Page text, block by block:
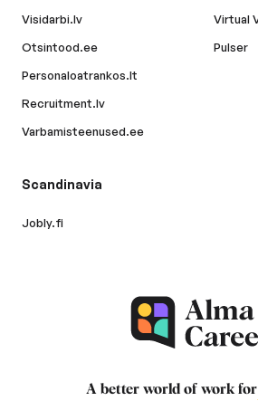
Visidarbi.lv
Otsintood.ee
Personaloatrankos.lt
Recruitment.lv
Varbamisteenused.ee
Virtual
Pulser
Scandinavia
Jobly.fi
A better world of work for